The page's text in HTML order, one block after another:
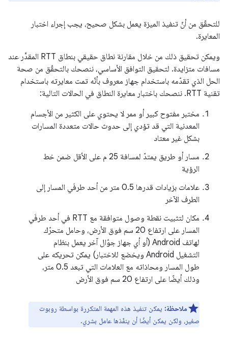
للتحقّق من أنّ تنفيذ الميزة يعمل بشكل صحيح، يجب إجراء اختبار
المعايرة.
ويمكن تحقيق ذلك من خلال مقارنة نطاق حقيقي بنطاق RTT المقدَّر عند
مسافات متزايدة. لتحقيق التوافق الأساسي، ننصحك بالتحقّق من صحة
الحل الذي تقدّمه باستخدام جهاز معروف بأنّه تمت معايرته باستخدام
تقنية RTT. ننصحك باختبار معايرة النطاق في الحالات التالية:
مختبر مفتوح كبير أو ممر لا يحتوي على الكثير من الأجسام
المعدنية التي قد تؤدي إلى حدوث حالات متعددة المسارات
بشكل غير معتاد
مسار أو طريق يمتدّ لمسافة 25 م على الأقل ضمن خط
الرؤية
علامات بزيادات قدرها 0.5 متر من أحد طرفَي المسار إلى
الطرف الآخر
مكان لتثبيت نقطة وصول متوافقة مع RTT في أحد طرفَي
المسار على ارتفاع 20 سم فوق الأرض، وحامل متحرّك
لهاتف Android (أو أي جهاز جوّال آخر يعمل بنظام
التشغيل Android ويخضع للاختبار) يمكن تحريكه على
طول المسار ومحاذاته مع العلامات التي تبعد 0.5 متر،
وذلك أيضًا على ارتفاع 20 سم فوق الأرض
ملاحظة: يمكن تنفيذ هذه المهمة المتكررة بواسطة روبوت
صغير، ولكن يمكن أيضًا أن ينفّذها عامل بشري.